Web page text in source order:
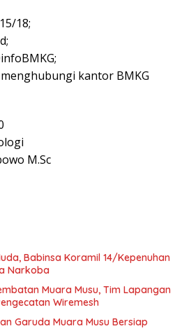
18;
kantor BMKG
M.Sc
Babinsa Koramil 14/Kepenuhan
Narkoba
Muara Musu, Tim Lapangan
Wiremesh
Garuda Muara Musu Bersiap